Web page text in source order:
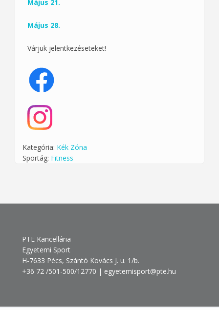
Május 21.
Május 28.
Várjuk jelentkezéseteket!
Kategória: Kék Zóna
Sportág: Fitness
PTE Kancellária
Egyetemi Sport
H-7633 Pécs, Szántó Kovács J. u. 1/b.
+36 72 /501-500/12770 | egyetemisport@pte.hu